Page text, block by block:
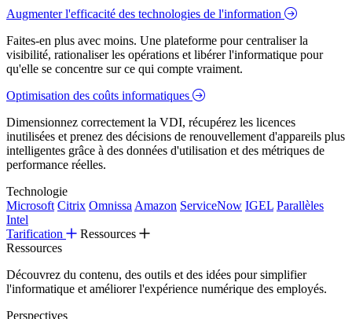
Augmenter l'efficacité des technologies de l'information
Faites-en plus avec moins. Une plateforme pour centraliser la
visibilité, rationaliser les opérations et libérer l'informatique pour
qu'elle se concentre sur ce qui compte vraiment.
Optimisation des coûts informatiques
Dimensionnez correctement la VDI, récupérez les licences
inutilisées et prenez des décisions de renouvellement d'appareils plus
intelligentes grâce à des données d'utilisation et des métriques de
performance réelles.
Technologie
Microsoft Citrix Omnissa Amazon ServiceNow IGEL Parallèles
Intel
Tarification
Ressources
Ressources
Découvrez du contenu, des outils et des idées pour simplifier
l'informatique et améliorer l'expérience numérique des employés.
Perspectives